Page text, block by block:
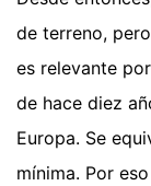
de terreno,
es relevante
de hace diez
Europa. Se
mínima. Por